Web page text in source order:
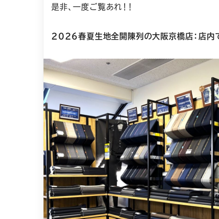
是非、一度ご覧あれ！！
2026春夏生地全開陳列の大阪京橋店：店内